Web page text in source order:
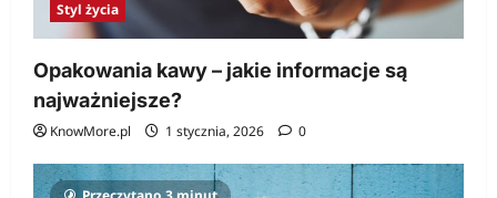
Styl życia
Opakowania kawy – jakie informacje są
najważniejsze?
KnowMore.pl 1 stycznia, 2026 0